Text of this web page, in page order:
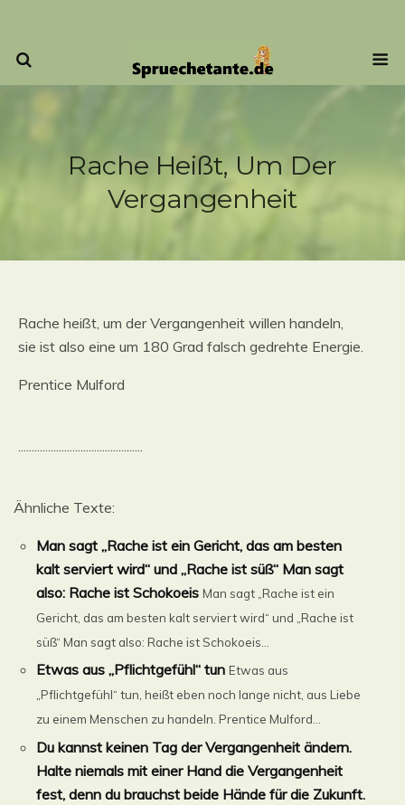
Rache Heißt, Um Der
Vergangenheit
Rache heißt, um der Vergangenheit willen handeln,
sie ist also eine um 180 Grad falsch gedrehte Energie.
Prentice Mulford
..............................................
Ähnliche Texte:
Man sagt „Rache ist ein Gericht, das am besten
kalt serviert wird“ und „Rache ist süß“ Man sagt
also: Rache ist Schokoeis Man sagt „Rache ist ein
Gericht, das am besten kalt serviert wird“ und „Rache ist
süß“ Man sagt also: Rache ist Schokoeis...
Etwas aus „Pflichtgefühl“ tun Etwas aus
„Pflichtgefühl“ tun, heißt eben noch lange nicht, aus Liebe
zu einem Menschen zu handeln. Prentice Mulford...
Du kannst keinen Tag der Vergangenheit ändern.
Halte niemals mit einer Hand die Vergangenheit
fest, denn du brauchst beide Hände für die Zukunft.